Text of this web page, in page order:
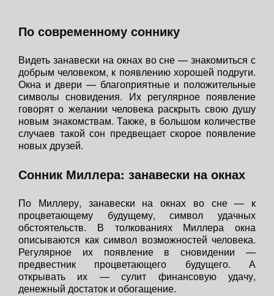
По современному соннику
Видеть занавески на окнах во сне — знакомиться с
добрым человеком, к появлению хорошей подруги.
Окна и двери — благоприятные и положительные
символы сновидения. Их регулярное появление
говорят о желании человека раскрыть свою душу
новым знакомствам. Также, в большом количестве
случаев такой сон предвещает скорое появление
новых друзей.
Сонник Миллера: занавески на окнах
По Миллеру, занавески на окнах во сне — к
процветающему будущему, символ удачных
обстоятельств. В толкованиях Миллера окна
описываются как символ возможностей человека.
Регулярное их появление в сновидении —
предвестник процветающего будущего. А
открывать их — сулит финансовую удачу,
денежный достаток и обогащение.